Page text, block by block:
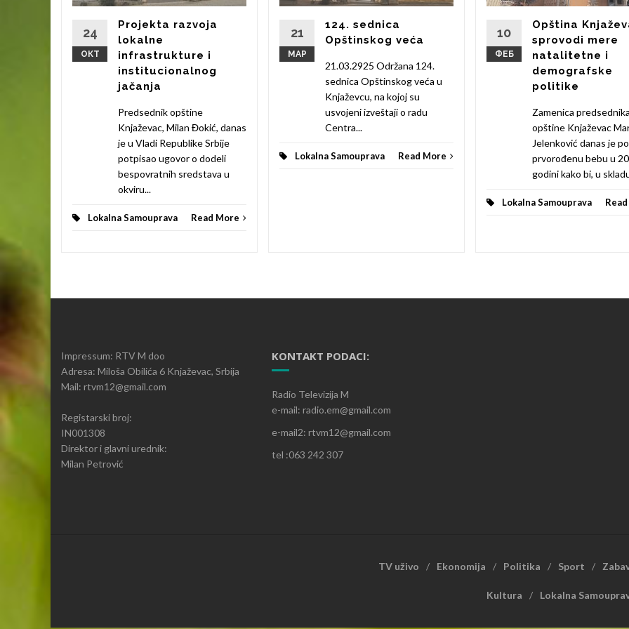
24
ОКТ
Projekta razvoja
lokalne
infrastrukture i
institucionalnog
jačanja
Predsednik opštine
Knjaževac, Milan Đokić, danas
je u Vladi Republike Srbije
potpisao ugovor o dodeli
bespovratnih sredstava u
okviru...
Lokalna Samouprava Read More
21
МАР
124. sednica
Opštinskog veća
21.03.2925 Održana 124.
sednica Opštinskog veća u
Knjaževcu, na kojoj su
usvojeni izveštaji o radu
Centra...
Lokalna Samouprava Read More
10
ФЕБ
Opština
sprovodi mere
natalitetne i
demografske
politike
Zamenica predsednika
opštine Knjaževac
Jelenković danas je
prvorođenu bebu u
godini kako bi, u
Lokalna Samouprava
Impressum: RTV M doo
Adresa: Miloša Obilića 6 Knjaževac, Srbija
Mail: rtvm12@gmail.com
Registarski broj:
IN001308
Direktor i glavni urednik:
Milan Petrović
KONTAKT PODACI:
Radio Televizija M
e-mail: radio.em@gmail.com
e-mail2: rtvm12@gmail.com
tel :063 242 307
TV uživo Ekonomija Politika Sport
Kultura Lokalna